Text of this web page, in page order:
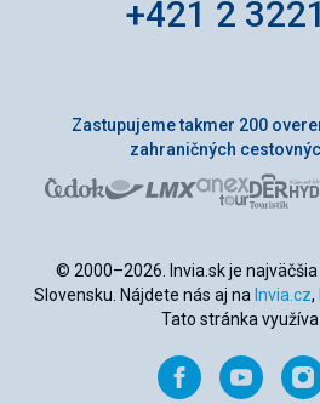
+421 2
Zastupujeme takmer 200
zahraničných
© 2000–2026. Invia.sk je
Slovensku. Nájdete nás aj na Invia.cz,
Tato stránka využíva
FacebookYouTube